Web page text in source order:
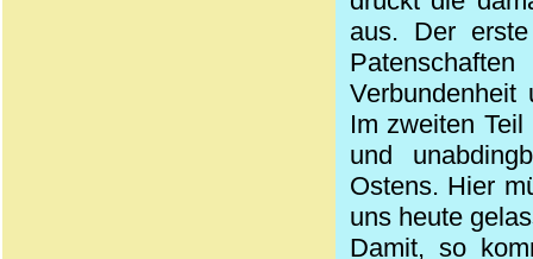
aus. Der
Im zweiten
und
Ostens. Hier
uns heute
Damit, so